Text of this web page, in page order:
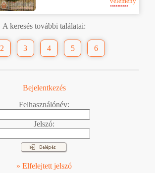
A keresés további találatai:
2 3 4 5 6
Bejelentkezés
Felhasználónév:
Jelszó:
» Elfelejtett jelszó